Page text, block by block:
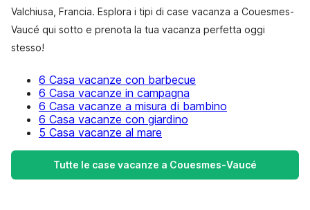
Valchiusa, Francia. Esplora i tipi di case vacanza a Couesmes-
Vaucé qui sotto e prenota la tua vacanza perfetta oggi
stesso!
6 Casa vacanze con barbecue
6 Casa vacanze in campagna
6 Casa vacanze a misura di bambino
6 Casa vacanze con giardino
5 Casa vacanze al mare
Tutte le case vacanze a Couesmes-Vaucé